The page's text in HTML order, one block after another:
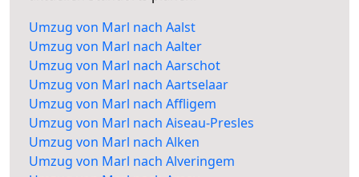
Umzug von Marl nach Aalst
Umzug von Marl nach Aalter
Umzug von Marl nach Aarschot
Umzug von Marl nach Aartselaar
Umzug von Marl nach Affligem
Umzug von Marl nach Aiseau-Presles
Umzug von Marl nach Alken
Umzug von Marl nach Alveringem